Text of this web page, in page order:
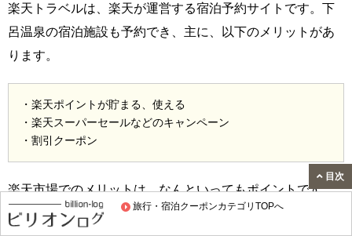
旅行・宿泊クーポンカテゴリTOPへ
楽天トラベルは、楽天が運営する宿泊予約サイトです。下
呂温泉の宿泊施設も予約でき、主に、以下のメリットがあ
ります。
・楽天ポイントが貯まる、使える
・楽天スーパーセールなどのキャンペーン
・割引クーポン
楽天市場でのメリットは、なんといってもポイントです。
普段から楽天ポイントを利用している方は、楽天トラベル
目次